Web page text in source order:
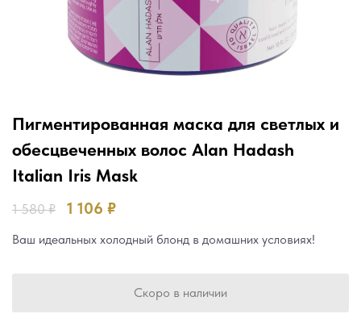
Пигментированная маска для светлых и
обесцвеченных волос Alan Hadash
Italian Iris Mask
1 580₽ 1 106 ₽
Ваш идеальных холодный блонд в домашних условиях!
Скоро в наличии